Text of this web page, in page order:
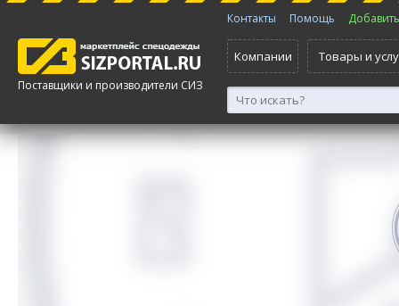
Поставщики и производители СИЗ
Контакты Помощь
Компании Товары и